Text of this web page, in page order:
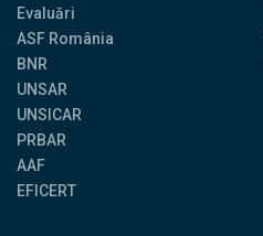
Evaluări
ASF România
BNR
UNSAR
UNSICAR
PRBAR
AAF
EFICERT